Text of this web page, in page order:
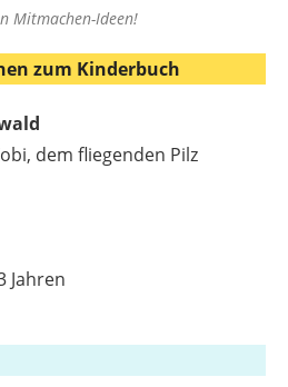
Mitmachen-Ideen!
zum Kinderbuch
dem fliegenden Pilz
Jahren